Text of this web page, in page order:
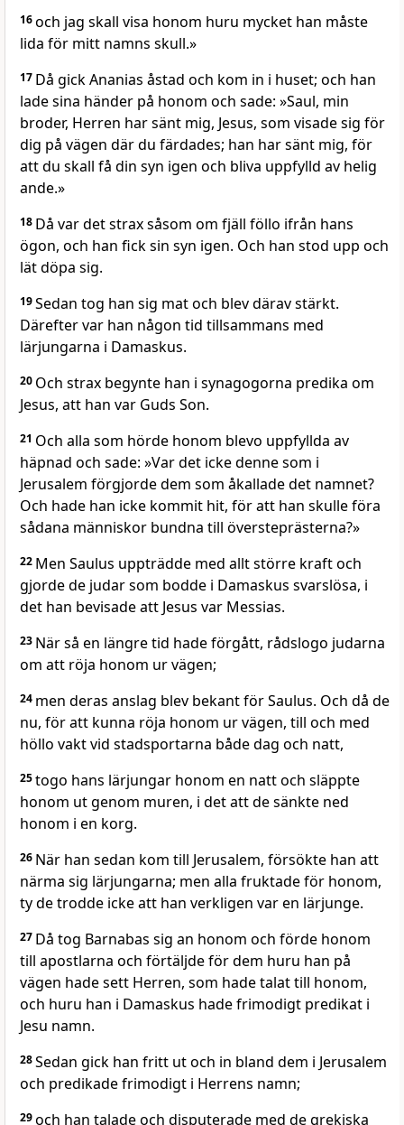
16och jag skall visa honom huru mycket han måste
lida för mitt namns skull.»
17 Då gick Ananias åstad och kom in i huset; och han
lade sina händer på honom och sade: »Saul, min
broder, Herren har sänt mig, Jesus, som visade sig för
dig på vägen där du färdades; han har sänt mig, för
att du skall få din syn igen och bliva uppfylld av helig
ande.»
18 Då var det strax såsom om fjäll föllo ifrån hans
ögon, och han fick sin syn igen. Och han stod upp och
lät döpa sig.
19Sedan tog han sig mat och blev därav stärkt.
Därefter var han någon tid tillsammans med
lärjungarna i Damaskus.
20 Och strax begynte han i synagogorna predika om
Jesus, att han var Guds Son.
21 Och alla som hörde honom blevo uppfyllda av
häpnad och sade: »Var det icke denne som i
Jerusalem förgjorde dem som åkallade det namnet?
Och hade han icke kommit hit, för att han skulle föra
sådana människor bundna till översteprästerna?»
22 Men Saulus uppträdde med allt större kraft och
gjorde de judar som bodde i Damaskus svarslösa, i
det han bevisade att Jesus var Messias.
23 När så en längre tid hade förgått, rådslogo judarna
om att röja honom ur vägen;
24 men deras anslag blev bekant för Saulus. Och då de
nu, för att kunna röja honom ur vägen, till och med
höllo vakt vid stadsportarna både dag och natt,
25togo hans lärjungar honom en natt och släppte
honom ut genom muren, i det att de sänkte ned
honom i en korg.
26 När han sedan kom till Jerusalem, försökte han att
närma sig lärjungarna; men alla fruktade för honom,
ty de trodde icke att han verkligen var en lärjunge.
27 Då tog Barnabas sig an honom och förde honom
till apostlarna och förtäljde för dem huru han på
vägen hade sett Herren, som hade talat till honom,
och huru han i Damaskus hade frimodigt predikat i
Jesu namn.
28Sedan gick han fritt ut och in bland dem i Jerusalem
och predikade frimodigt i Herrens namn;
29och han talade och disputerade med de grekiska